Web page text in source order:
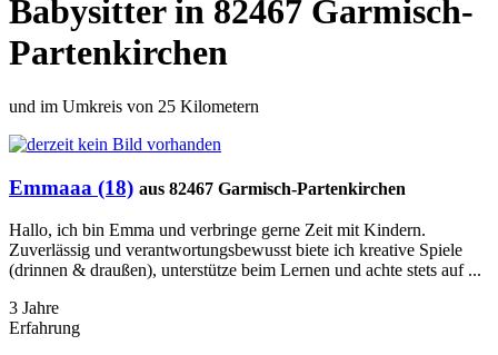
Babysitter in 82467 Garmisch-
Partenkirchen
und im Umkreis von 25 Kilometern
Emmaaa (18) aus 82467 Garmisch-Partenkirchen
Hallo, ich bin Emma und verbringe gerne Zeit mit Kindern.
Zuverlässig und verantwortungsbewusst biete ich kreative Spiele
(drinnen & draußen), unterstütze beim Lernen und achte stets auf ...
3 Jahre
Erfahrung